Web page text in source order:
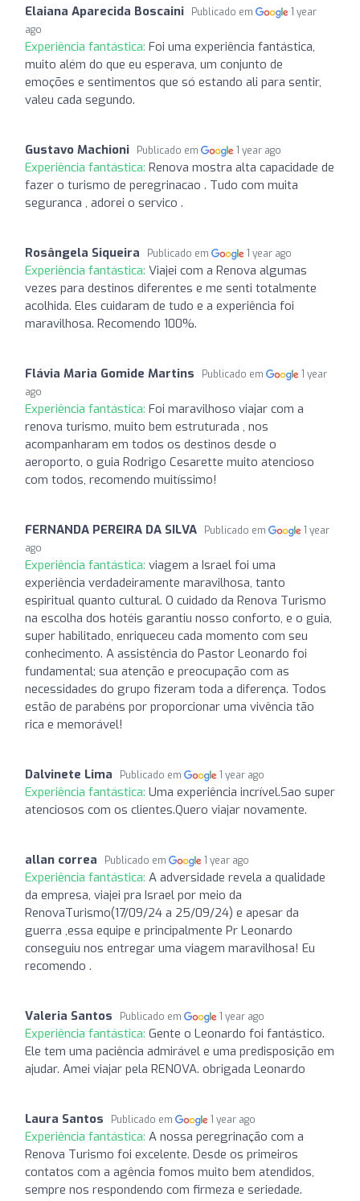
Elaiana Aparecida Boscaini Publicado em
1 year
ago
Experiência fantástica: Foi uma experiência fantástica,
muito além do que eu esperava, um conjunto de
emoções e sentimentos que só estando ali para sentir,
valeu cada segundo.
Gustavo Machioni Publicado em 1 year ago
Experiência fantástica: Renova mostra alta capacidade de
fazer o turismo de peregrinacao . Tudo com muita
seguranca , adorei o servico .
Rosângela Siqueira Publicado em 1 year ago
Experiência fantástica: Viajei com a Renova algumas
vezes para destinos diferentes e me senti totalmente
acolhida. Eles cuidaram de tudo e a experiência foi
maravilhosa. Recomendo 100%.
Flávia Maria Gomide Martins Publicado em
1 year
ago
Experiência fantástica: Foi maravilhoso viajar com a
renova turismo, muito bem estruturada , nos
acompanharam em todos os destinos desde o
aeroporto, o guia Rodrigo Cesarette muito atencioso
com todos, recomendo muitíssimo!
FERNANDA PEREIRA DA SILVA Publicado em
1 year
ago
Experiência fantástica: viagem a Israel foi uma
experiência verdadeiramente maravilhosa, tanto
espiritual quanto cultural. O cuidado da Renova Turismo
na escolha dos hotéis garantiu nosso conforto, e o guia,
super habilitado, enriqueceu cada momento com seu
conhecimento. A assistência do Pastor Leonardo foi
fundamental; sua atenção e preocupação com as
necessidades do grupo fizeram toda a diferença. Todos
estão de parabéns por proporcionar uma vivência tão
rica e memorável!
Dalvinete Lima Publicado em 1 year ago
Experiência fantástica: Uma experiência incrível.Sao super
atenciosos com os clientes.Quero viajar novamente.
allan correa Publicado em 1 year ago
Experiência fantástica: A adversidade revela a qualidade
da empresa, viajei pra Israel por meio da
RenovaTurismo(17/09/24 a 25/09/24) e apesar da
guerra ,essa equipe e principalmente Pr Leonardo
conseguiu nos entregar uma viagem maravilhosa! Eu
recomendo .
Valeria Santos Publicado em 1 year ago
Experiência fantástica: Gente o Leonardo foi fantástico.
Ele tem uma paciência admirável e uma predisposição em
ajudar. Amei viajar pela RENOVA. obrigada Leonardo
Laura Santos Publicado em 1 year ago
Experiência fantástica: A nossa peregrinação com a
Renova Turismo foi excelente. Desde os primeiros
contatos com a agência fomos muito bem atendidos,
sempre nos respondendo com firmeza e seriedade.